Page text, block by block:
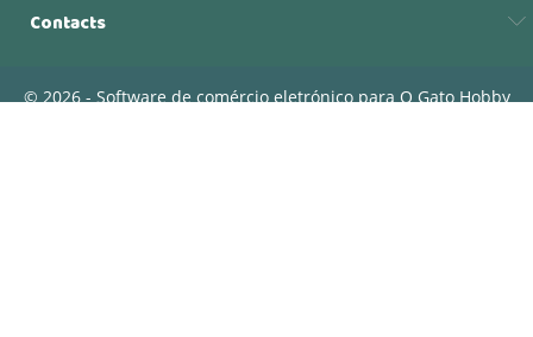
Contacts
© 2026 - Software de comércio eletrónico para O Gato Hobby